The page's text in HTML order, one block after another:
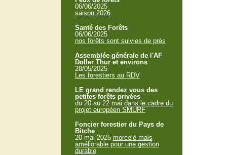
06/06/2025
saison 2026
Santé des Forêts
06/06/2025
nos forêts sont suivies de près
Assemblée générale de l'AF
Doller Thur et environs
28/05/2025
Les forestiers au RDV
LE grand rendez vous des
petites forêts privées
du 20 au 22 mai dans le cadre du
projet européen SMURF
Foncier forestier du Pays de
Bitche
20 mai 2025 morcelé mais
améliorable pour une gestion
durable